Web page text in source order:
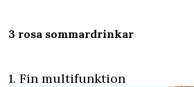
3 rosa sommardrinkar
1. Fin multifunktion